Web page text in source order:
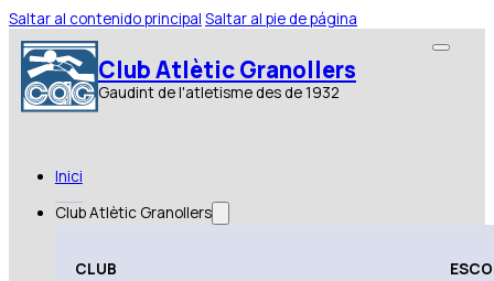
Saltar al contenido principal Saltar al pie de página
Club Atlètic Granollers
Gaudint de l'atletisme des de 1932
Inici
Club Atlètic Granollers
CLUB